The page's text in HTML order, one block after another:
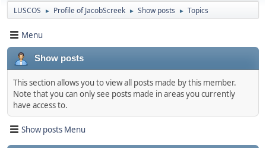
LUSCOS ► Profile of JacobScreek ► Show posts ► Topics
Menu
Show posts
This section allows you to view all posts made by this member.
Note that you can only see posts made in areas you currently
have access to.
Show posts Menu